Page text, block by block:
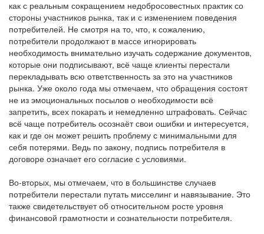
как с реальным сокращением недобросовестных практик со
стороны участников рынка, так и с изменением поведения
потребителей. Не смотря на то, что, к сожалению,
потребители продолжают в массе игнорировать
необходимость внимательно изучать содержание документов,
которые они подписывают, всё чаще клиенты перестали
перекладывать всю ответственность за это на участников
рынка. Уже около года мы отмечаем, что обращения состоят
не из эмоциональных посылов о необходимости всё
запретить, всех покарать и немедленно штрафовать. Сейчас
всё чаще потребитель осознаёт свои ошибки и интересуется,
как и где он может решить проблему с минимальными для
себя потерями. Ведь по закону, подпись потребителя в
договоре означает его согласие с условиями.
Во-вторых, мы отмечаем, что в большинстве случаев
потребители перестали путать мисселинг и навязывание. Это
также свидетельствует об относительном росте уровня
финансовой грамотности и сознательности потребителя.